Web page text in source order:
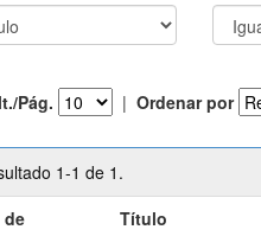
Pág. | Ordenar por
1-1 de 1.
de
Título